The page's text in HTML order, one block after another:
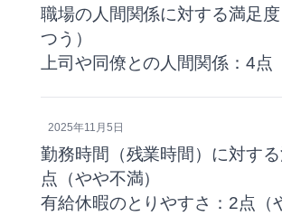
職場の人間関係に対する満足
つう）
上司や同僚との人間関係：4点
2025年11月5日
勤務時間（残業時間）に対す
点（やや不満）
有給休暇のとりやすさ：2点（